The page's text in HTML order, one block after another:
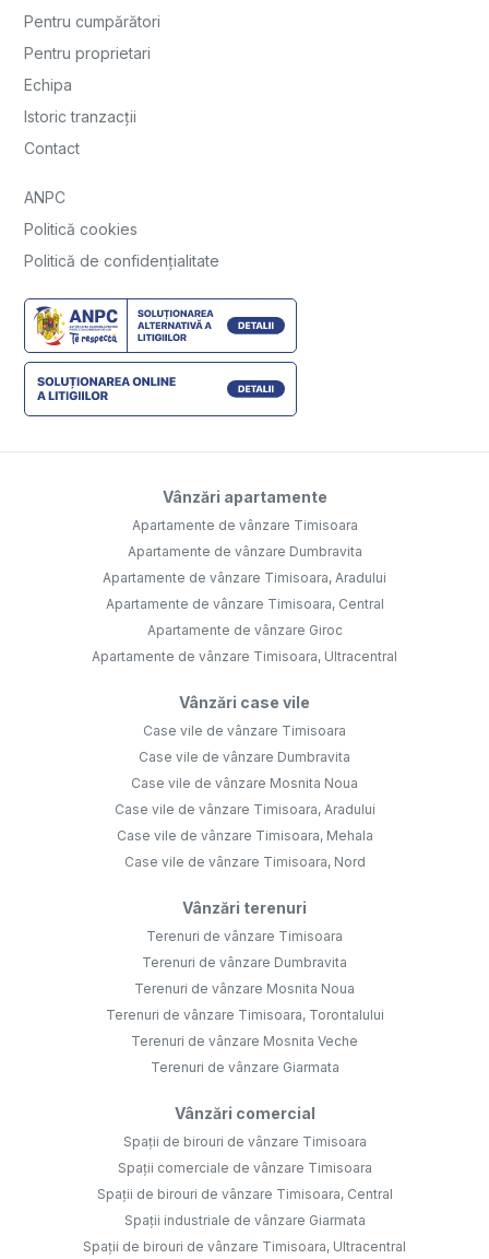
Pentru cumpărători
Pentru proprietari
Echipa
Istoric tranzacții
Contact
ANPC
Politică cookies
Politică de confidențialitate
Vânzări apartamente
Apartamente de vânzare Timisoara
Apartamente de vânzare Dumbravita
Apartamente de vânzare Timisoara, Aradului
Apartamente de vânzare Timisoara, Central
Apartamente de vânzare Giroc
Apartamente de vânzare Timisoara, Ultracentral
Vânzări case vile
Case vile de vânzare Timisoara
Case vile de vânzare Dumbravita
Case vile de vânzare Mosnita Noua
Case vile de vânzare Timisoara, Aradului
Case vile de vânzare Timisoara, Mehala
Case vile de vânzare Timisoara, Nord
Vânzări terenuri
Terenuri de vânzare Timisoara
Terenuri de vânzare Dumbravita
Terenuri de vânzare Mosnita Noua
Terenuri de vânzare Timisoara, Torontalului
Terenuri de vânzare Mosnita Veche
Terenuri de vânzare Giarmata
Vânzări comercial
Spații de birouri de vânzare Timisoara
Spații comerciale de vânzare Timisoara
Spații de birouri de vânzare Timisoara, Central
Spații industriale de vânzare Giarmata
Spații de birouri de vânzare Timisoara, Ultracentral